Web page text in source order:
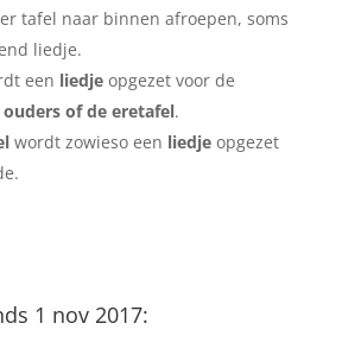
tafel naar binnen afroepen, soms
liedje.
een liedjeopgezet voor de
of de eretafel.
wordt zowieso een liedjeopgezet
1 nov 2017: